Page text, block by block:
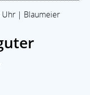
Uhr | Blaumeier